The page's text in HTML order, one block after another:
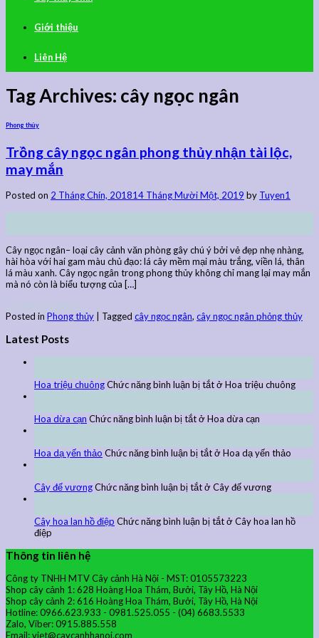
Giới thiệu
Liên Hệ
Tag Archives: cây ngọc ngân
Phong thủy
Trồng cây ngọc ngân phong thủy nhận tài lộc,
may mắn
Posted on 2 Tháng Chín, 201814 Tháng Mười Một, 2019 by Tuyen1
Cây ngọc ngân– loại cây cảnh văn phòng gây chú ý bởi vẻ đẹp nhẹ nhàng,
hài hòa với hai gam màu chủ đạo: lá cây mềm mại màu trắng, viền lá, thân
lá màu xanh. Cây ngọc ngân trong phong thủy không chỉ mang lại may mắn
mà nó còn là biểu tượng của […]
Posted in Phong thủy | Tagged cây ngọc ngân, cây ngọc ngân phỏng thủy
Latest Posts
Hoa triệu chuôngChức năng bình luận bị tắtở Hoa triệu chuông
Hoa dừa cạn Chức năng bình luận bị tắtở Hoa dừa cạn
Hoa dạ yến thảo Chức năng bình luận bị tắtở Hoa dạ yến thảo
Cây đế vươngChức năng bình luận bị tắtở Cây đế vương
Cây hoa lan hồ điệp Chức năng bình luận bị tắtở Cây hoa lan hồ
điệp
Thông tin liên hệ
Công ty TNHH MTV Cây cảnh Hà Nội - MST: 0105573223
Shop cây cảnh 1: 628 Hoàng Hoa Thám, Bưởi, Tây Hồ, Hà Nội
Shop cây cảnh 2: 616 Hoàng Hoa Thám, Bưởi, Tây Hồ, Hà Nội
Hotline: 0966.623.933 - 0981.525.055 - (04) 6683.5533
Zalo, Viber: 0915.885.558
Email: viet@caycanhhanoi.com